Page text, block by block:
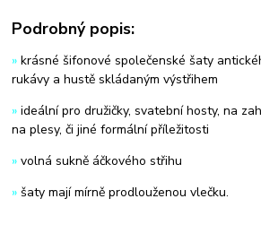
Podrobný popis:
» krásné šifonové společenské šaty
rukávy a hustě skládaným výstřihem
» ideální pro družičky, svatební hosty, na
na plesy, či jiné formální příležitosti
» volná sukně áčkového střihu
» šaty mají mírně prodlouženou vlečku.